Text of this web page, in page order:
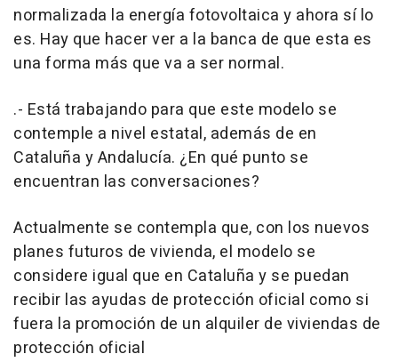
normalizada la energía fotovoltaica y ahora sí lo
es. Hay que hacer ver a la banca de que esta es
una forma más que va a ser normal.
.- Está trabajando para que este modelo se
contemple a nivel estatal, además de en
Cataluña y Andalucía. ¿En qué punto se
encuentran las conversaciones?
Actualmente se contempla que, con los nuevos
planes futuros de vivienda, el modelo se
considere igual que en Cataluña y se puedan
recibir las ayudas de protección oficial como si
fuera la promoción de un alquiler de viviendas de
protección oficial